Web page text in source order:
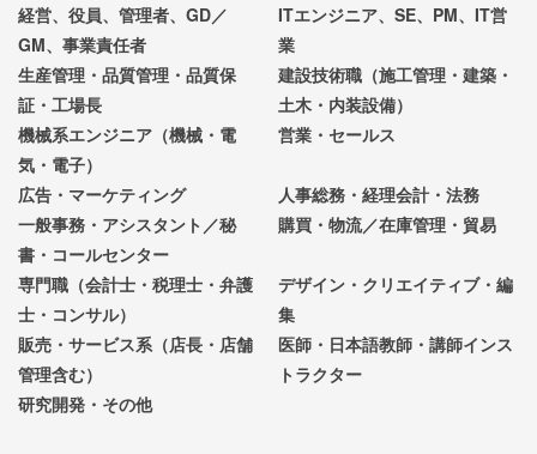
経営、役員、管理者、GD／
GM、事業責任者
ITエンジニア、SE、PM、IT営
業
生産管理・品質管理・品質保
証・工場長
建設技術職（施工管理・建築・
土木・内装設備）
機械系エンジニア（機械・電
気・電子）
営業・セールス
広告・マーケティング
人事総務・経理会計・法務
一般事務・アシスタント／秘
書・コールセンター
購買・物流／在庫管理・貿易
専門職（会計士・税理士・弁護
士・コンサル）
デザイン・クリエイティブ・編
集
販売・サービス系（店長・店舗
管理含む）
医師・日本語教師・講師インス
トラクター
研究開発・その他